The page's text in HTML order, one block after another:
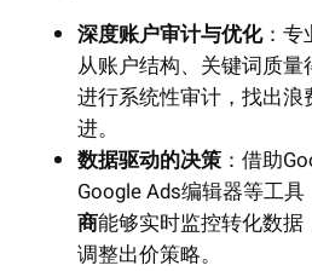
深度账户审计与优化：专
从账户结构、关键词质
进行系统性审计，找出
进。
数据驱动的决策 ：借助
Google Ads编辑器等工具
商能够实时监控转化数
调整出价策略。